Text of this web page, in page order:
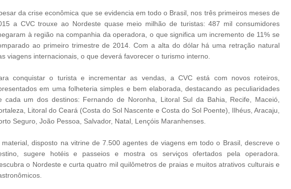
da crise econômica que se evidencia em todo o Brasil, nos três primeiros meses de
a CVC trouxe ao Nordeste quase meio milhão de turistas: 487 mil consumidores
à região na companhia da operadora, o que significa um incremento de 11% se
ao primeiro trimestre de 2014. Com a alta do dólar há uma retração natural
viagens internacionais, o que deverá favorecer o turismo interno.
conquistar o turista e incrementar as vendas, a CVC está com novos roteiros,
em uma folheteria simples e bem elaborada, destacando as peculiaridades
cada um dos destinos: Fernando de Noronha, Litoral Sul da Bahia, Recife, Maceió,
Litoral do Ceará (Costa do Sol Nascente e Costa do Sol Poente), Ilhéus, Aracaju,
Seguro, João Pessoa, Salvador, Natal, Lençóis Maranhenses.
material, disposto na vitrine de 7.500 agentes de viagens em todo o Brasil, descreve o
sugere hotéis e passeios e mostra os serviços ofertados pela operadora.
o Nordeste e curta quatro mil quilômetros de praias e muitos atrativos culturais e